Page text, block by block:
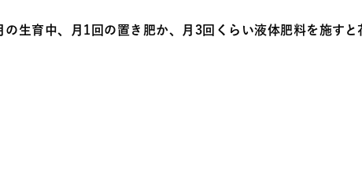
生育中、月1回の置き肥か、月3回くらい液体肥料を施すと